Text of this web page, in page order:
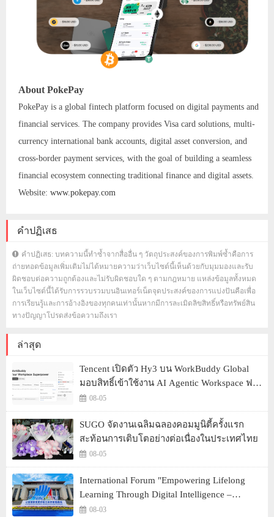
About PokePay
PokePay is a global fintech platform focused on digital payments and
financial services. The company provides Visa card solutions, multi-
currency international bank accounts, digital asset conversion, and
cross-border payment services, with the goal of building a seamless
financial ecosystem connecting traditional finance and digital assets.
Website: www.pokepay.com
คำปฏิเสธ
คำปฏิเสธ: บทความนี้ทำซ้ำจากสื่ออื่น ๆ วัตถุประสงค์ของการพิมพ์ซ้ำคือการ
ถ่ายทอดข้อมูลเพิ่มเติมไม่ได้หมายความว่าเว็บไซต์นี้เห็นด้วยกับมุมมองและรับ
ผิดชอบต่อความถูกต้องและไม่รับผิดชอบใด ๆ ตามกฎหมาย แหล่งข้อมูลทั้งหมด
ในเว็บไซต์นี้ได้รับการรวบรวมบนอินเทอร์เน็ตจุดประสงค์ของการแบ่งปันคือเพื่อ
การเรียนรู้และการอ้างอิงของทุกคนเท่านั้นหากมีการละเมิดลิขสิทธิ์หรือทรัพย์สิน
ทางปัญญาโปรดส่งข้อความถึงเรา
ล่าสุด
Tencent เปิดตัว Hy3 บน WorkBuddy Global
มอบสิทธิ์เข้าใช้งาน AI Agentic Workspace ฟรี
ตลอดเดือนสิงหาคม
08-05
SUGO จัดงานเฉลิมฉลองคอมมูนิตี้ครั้งแรก
สะท้อนการเติบโตอย่างต่อเนื่องในประเทศไทย
08-05
International Forum "Empowering Lifelong
Learning Through Digital Intelligence –
Building a New Ecosystem for Human Lifelong
08-03